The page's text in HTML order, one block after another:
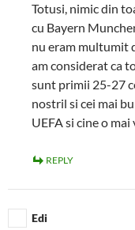
Totusi, nimic din
cu Bayern
nu eram multumit
am considerat ca
sunt primii 25-27
nostril si cei mai
UEFA si cine o mai
REPLY
Edi